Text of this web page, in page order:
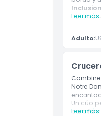
Exclusiones
Horario
Cosas a
Ubicación
Leer más
Adulto:
Combine
Notre
Un dúo
para
Leer más